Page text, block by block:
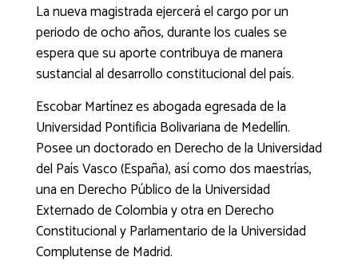
La nueva magistrada ejercerá el cargo por un
periodo de ocho años, durante los cuales se
espera que su aporte contribuya de manera
sustancial al desarrollo constitucional del país.
Escobar Martínez es abogada egresada de la
Universidad Pontificia Bolivariana de Medellín.
Posee un doctorado en Derecho de la Universidad
del País Vasco (España), así como dos maestrías,
una en Derecho Público de la Universidad
Externado de Colombia y otra en Derecho
Constitucional y Parlamentario de la Universidad
Complutense de Madrid.